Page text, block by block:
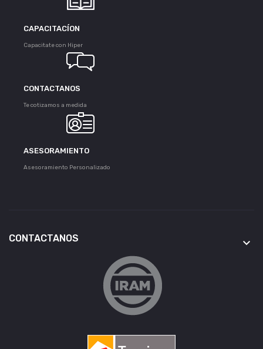
CAPACITACÍON
Capacitate con Hiper
CONTACTANOS
Te cotizamos a medida
ASESORAMIENTO
Asesoramiento Personalizado
CONTACTANOS keyboard_arrow_down